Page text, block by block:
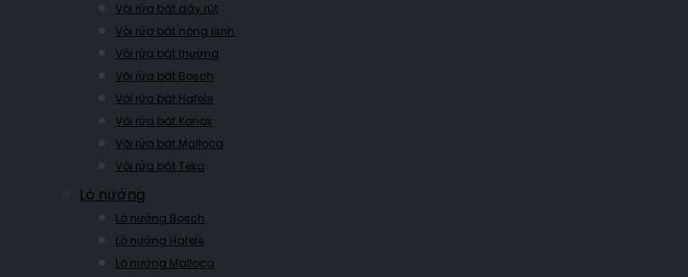
Vòi rửa bát dây rút
Vòi rửa bát nóng lạnh
Vòi rửa bát thường
Vòi rửa bát Bosch
Vòi rửa bát Hafele
Vòi rửa bát Konox
Vòi rửa bát Malloca
Vòi rửa bát Teka
Lò nướng
Lò nướng Bosch
Lò nướng Hafele
Lò nướng Malloca